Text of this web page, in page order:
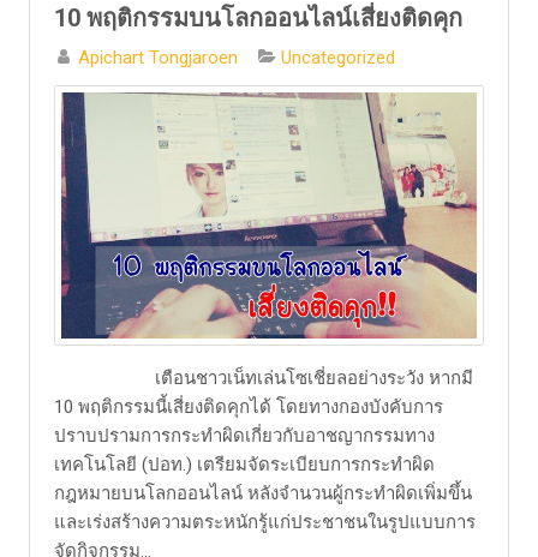
10 พฤติกรรมบนโลกออนไลน์เสี่ยงติดคุก
Apichart Tongjaroen Uncategorized
​ เตือนชาวเน็ทเล่นโซเชี่ยลอย่างระวัง หากมี
10 พฤติกรรมนี้เสี่ยงติดคุกได้ โดยทางกองบังคับการ
ปราบปรามการกระทำผิดเกี่ยวกับอาชญากรรมทาง
เทคโนโลยี (ปอท.) เตรียมจัดระเบียบการกระทำผิด
กฎหมายบนโลกออนไลน์ หลังจำนวนผู้กระทำผิดเพิ่มขึ้น
และเร่งสร้างความตระหนักรู้แก่ประชาชนในรูปแบบการ
จัดกิจกรรม...